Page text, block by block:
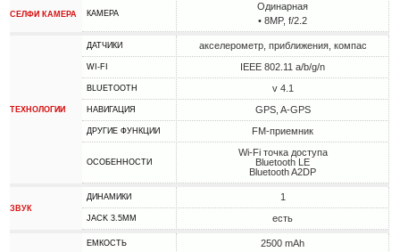
СЕЛФИ КАМЕРА КАМЕРА
Одинарная
• 8MP, f/2.2
ТЕХНОЛОГИИ
ДАТЧИКИ акселерометр, приближения, компас
WI-FI IEEE 802.11 a/b/g/n
BLUETOOTH v 4.1
НАВИГАЦИЯ GPS, A-GPS
ДРУГИЕ ФУНКЦИИ FM-приемник
ОСОБЕННОСТИ
Wi-Fi точка доступа
Bluetooth LE
Bluetooth A2DP
ЗВУК
ДИНАМИКИ 1
JACK 3.5MM есть
ЕМКОСТЬ 2500 mAh